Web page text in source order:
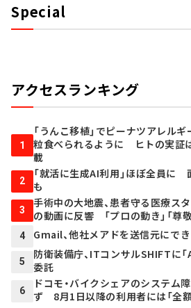
Special
アクセスランキング
1
「うんこ移植」でピーナツアレル
粒食べられるように ヒトの実
載
2
「就活に生成AI利用」ほぼ全員に
も
3
手術中の大地震、患者守る医療
の動画に反響 「プロの動き」「尊敬
4 Gmail、他社メアドを送信元にで
5
防衛装備庁、ITコンサルSHIFTに
委託
6
ドコモ・バイクシェアのシステム
ず 8月1日以降の利用者には「全